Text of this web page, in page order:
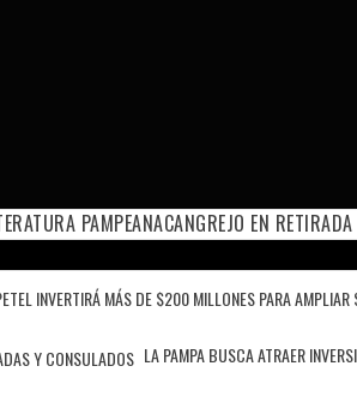
PAMPEANACANGREJO EN RETIRADA
INVERTIRÁ MÁS DE $200 MILLONES PARA
LA PAMPA BUSCA ATRAER